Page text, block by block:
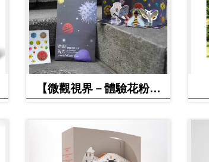
【微觀視界－體驗花粉之